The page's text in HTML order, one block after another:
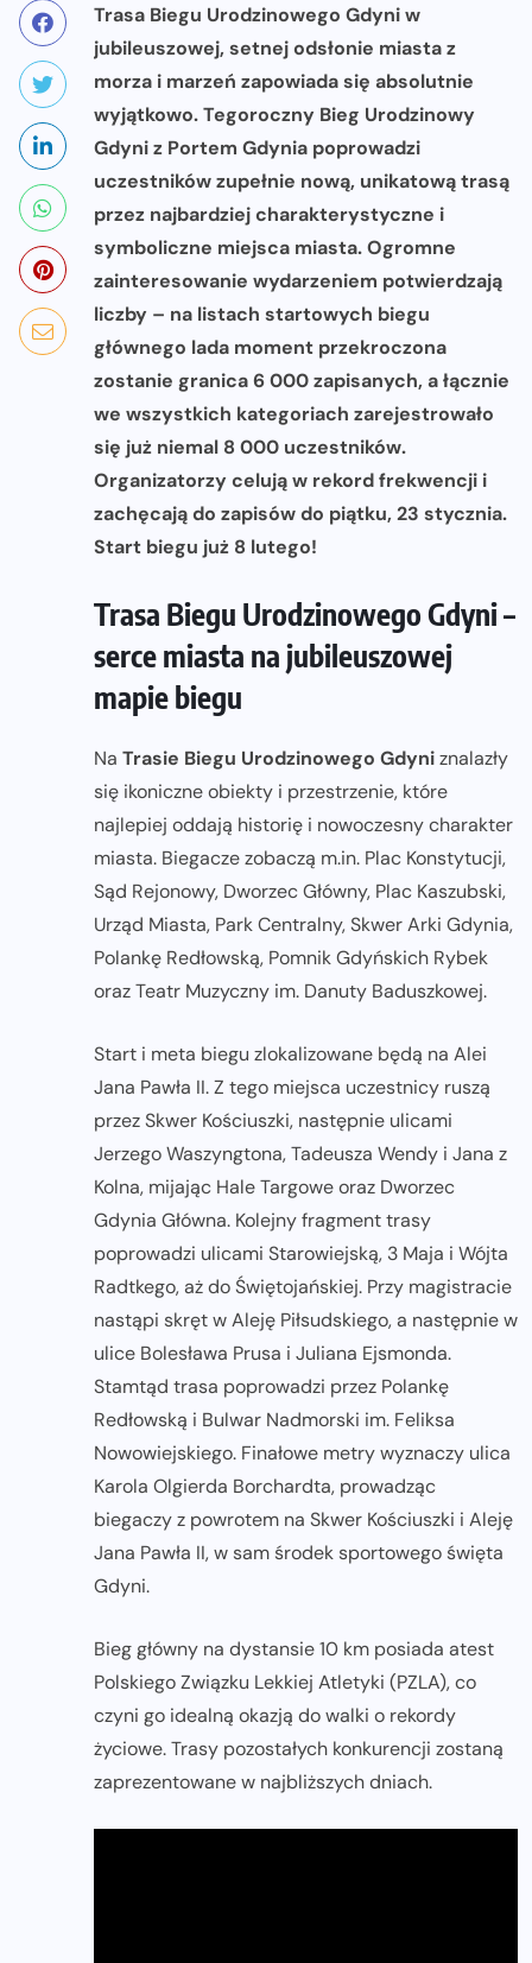
Trasa Biegu Urodzinowego Gdyni w
jubileuszowej, setnej odsłonie miasta z
morza i marzeń zapowiada się absolutnie
wyjątkowo. Tegoroczny Bieg Urodzinowy
Gdyni z Portem Gdynia poprowadzi
uczestników zupełnie nową, unikatową trasą
przez najbardziej charakterystyczne i
symboliczne miejsca miasta. Ogromne
zainteresowanie wydarzeniem potwierdzają
liczby – na listach startowych biegu
głównego lada moment przekroczona
zostanie granica 6 000 zapisanych, a łącznie
we wszystkich kategoriach zarejestrowało
się już niemal 8 000 uczestników.
Organizatorzy celują w rekord frekwencji i
zachęcają do zapisów do piątku, 23 stycznia.
Start biegu już 8 lutego!
Trasa Biegu Urodzinowego Gdyni –
serce miasta na jubileuszowej
mapie biegu
Na Trasie Biegu Urodzinowego Gdyniznalazły
się ikoniczne obiekty i przestrzenie, które
najlepiej oddają historię i nowoczesny charakter
miasta. Biegacze zobaczą m.in. Plac Konstytucji,
Sąd Rejonowy, Dworzec Główny, Plac Kaszubski,
Urząd Miasta, Park Centralny, Skwer Arki Gdynia,
Polankę Redłowską, Pomnik Gdyńskich Rybek
oraz Teatr Muzyczny im. Danuty Baduszkowej.
Start i meta biegu zlokalizowane będą na Alei
Jana Pawła II. Z tego miejsca uczestnicy ruszą
przez Skwer Kościuszki, następnie ulicami
Jerzego Waszyngtona, Tadeusza Wendy i Jana z
Kolna, mijając Hale Targowe oraz Dworzec
Gdynia Główna. Kolejny fragment trasy
poprowadzi ulicami Starowiejską, 3 Maja i Wójta
Radtkego, aż do Świętojańskiej. Przy magistracie
nastąpi skręt w Aleję Piłsudskiego, a następnie w
ulice Bolesława Prusa i Juliana Ejsmonda.
Stamtąd trasa poprowadzi przez Polankę
Redłowską i Bulwar Nadmorski im. Feliksa
Nowowiejskiego. Finałowe metry wyznaczy ulica
Karola Olgierda Borchardta, prowadząc
biegaczy z powrotem na Skwer Kościuszki i Aleję
Jana Pawła II, w sam środek sportowego święta
Gdyni.
Bieg główny na dystansie 10 km posiada atest
Polskiego Związku Lekkiej Atletyki (PZLA), co
czyni go idealną okazją do walki o rekordy
życiowe. Trasy pozostałych konkurencji zostaną
zaprezentowane w najbliższych dniach.